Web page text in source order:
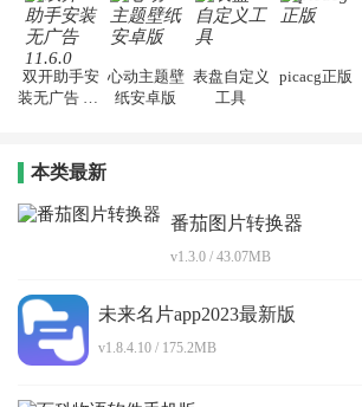
双开助手安
装无广告 11.
心动主题壁
纸安卓版
表盘自定义
工具
picacg正版
本类最新
番茄图片转换器
v1.3.0 / 43.07MB
未来名片app2023最新版
v1.8.4.10 / 175.2MB